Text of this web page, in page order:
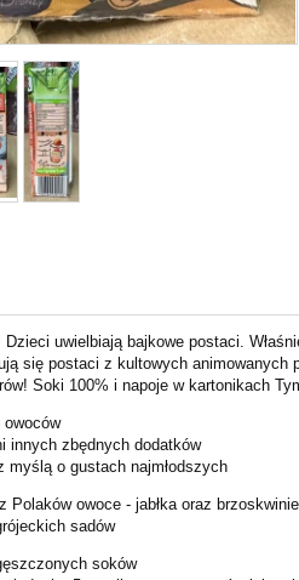
Dzieci uwielbiają bajkowe postaci.
się postaci z kultowych
Soki 100% i napoje w kartonikach
innych zbędnych dodatków
myślą o gustach najmłodszych
Polaków owoce - jabłka oraz
sadów
soków